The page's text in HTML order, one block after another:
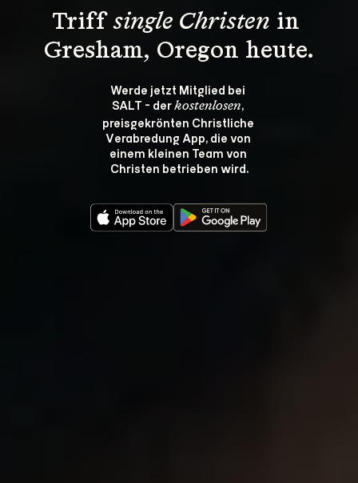
Triff single Christen in
Gresham, Oregon heute.
Werde jetzt Mitglied bei
SALT - der kostenlosen,
preisgekrönten Christliche
Verabredung App, die von
einem kleinen Team von
Christen betrieben wird.